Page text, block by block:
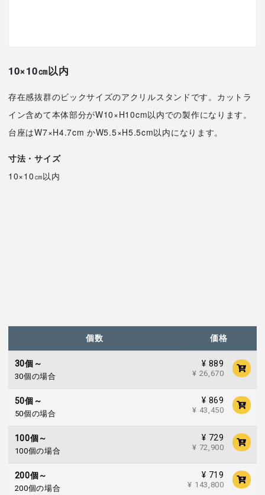
10×10㎝以内
存在感抜群のビックサイズのアクリルスタンドです。カットラ
イン含めて本体部分がW10×H10cm以内での製作になります。
台座はW7×H4.7cm かW5.5×H5.5cm以内になります。
寸法・サイズ
10×10㎝以内
個数 価格
30個～
30個の場合
¥ 889
¥ 26,670
50個～
50個の場合
¥ 869
¥ 43,450
100個～
100個の場合
¥ 729
¥ 72,900
200個～
200個の場合
¥ 719
¥ 143,800